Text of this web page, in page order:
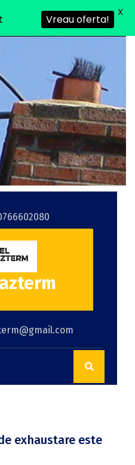
exhaustare este
Vreau oferta!
X